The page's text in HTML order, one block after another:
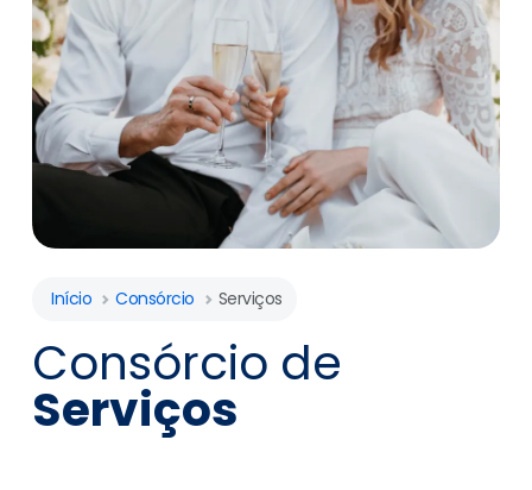
Início Consórcio Serviços
Consórcio de
Serviços